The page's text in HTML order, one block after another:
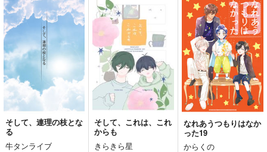
そして、連理の枝とな
る
牛タンライブ
そして、これは、これ
からも
きらきら星
なれあうつもりはなか
った19
からくの